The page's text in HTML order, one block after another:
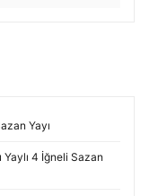
Yayı
4 İğneli Sazan